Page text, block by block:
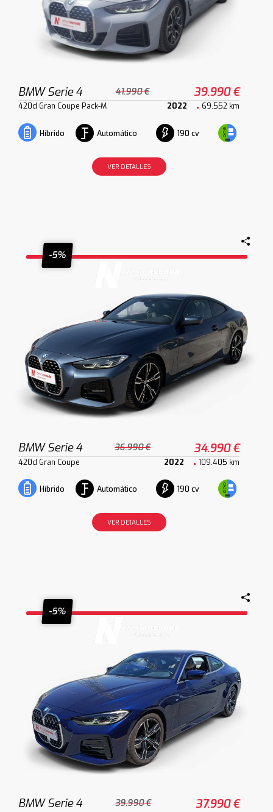
BMW Serie 4 41.990 € 39.990 €
420d Gran Coupe Pack-M 2022 69.552 km
Híbrido Automático 190 cv
VER DETALLES
-5%
BMW Serie 4 36.990 € 34.990 €
420d Gran Coupe 2022 109.405 km
Híbrido Automático 190 cv
VER DETALLES
-5%
BMW Serie 4 39.990 € 37.990 €